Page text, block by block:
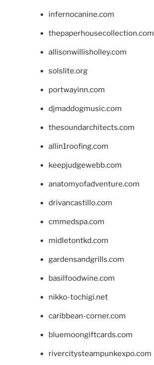
infernocanine.com
thepaperhousecollection.com
allisonwillisholley.com
solslite.org
portwayinn.com
djmaddogmusic.com
thesoundarchitects.com
allin1roofing.com
keepjudgewebb.com
anatomyofadventure.com
drivancastillo.com
cmmedspa.com
midletontkd.com
gardensandgrills.com
basilfoodwine.com
nikko-tochigi.net
caribbean-corner.com
bluemoongiftcards.com
rivercitysteampunkexpo.com